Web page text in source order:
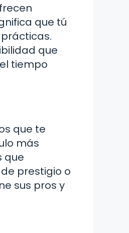
que tú
que
tiempo
que te
más
que
prestigio o
sus pros y